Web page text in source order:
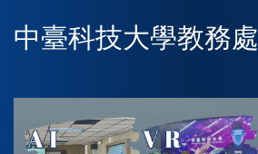
到
內
中臺科技大學教務處